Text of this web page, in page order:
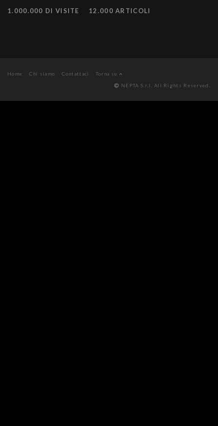
1.000.000 DI VISITE 12.000 ARTICOLI
Home Chi siamo Contattaci
Torna su
NEPTA S.r.l. All Rights Reserved.